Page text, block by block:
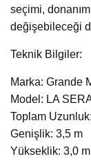
seçimi,
değişebileceği
Teknik Bilgiler:
Marka: Grande
Model: LA
Toplam
Genişlik: 3,5 m
Yükseklik: 3,0 m